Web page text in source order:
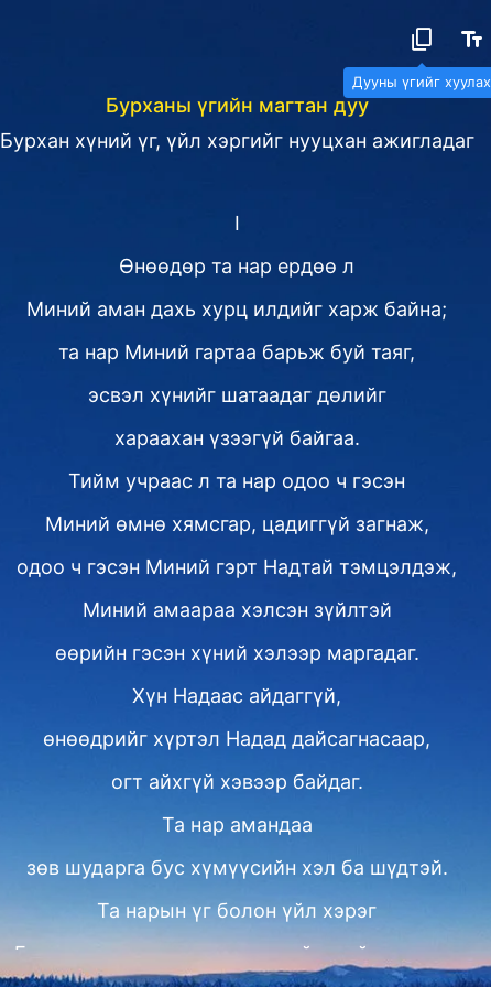
Дууны үгийг хуулах
Бурханы үгийн магтан дуу
Бурхан хүний үг, үйл хэргийг нууцхан ажигладаг
I
Өнөөдөр та нар ердөө л
Миний аман дахь хурц илдийг харж байна;
та нар Миний гартаа барьж буй таяг,
эсвэл хүнийг шатаадаг дөлийг
хараахан үзээгүй байгаа.
Тийм учраас л та нар одоо ч гэсэн
Миний өмнө хямсгар, цадиггүй загнаж,
одоо ч гэсэн Миний гэрт Надтай тэмцэлдэж,
Миний амаараа хэлсэн зүйлтэй
өөрийн гэсэн хүний хэлээр маргадаг.
Хүн Надаас айдаггүй,
өнөөдрийг хүртэл Надад дайсагнасаар,
огт айхгүй хэвээр байдаг.
Та нар амандаа
зөв шударга бус хүмүүсийн хэл ба шүдтэй.
Та нарын үг болон үйл хэрэг
Еваг нүгэлд уруу татсан могойнхтой адилхан.